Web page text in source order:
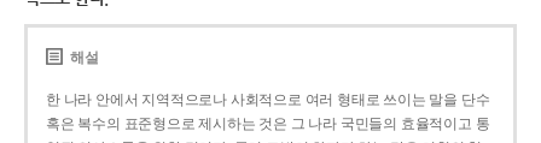
해설
한 나라 안에서 지역적으로나 사회적으로 여러 형태로 쓰이는 말을 단수
혹은 복수의 표준형으로 제시하는 것은 그 나라 국민들의 효율적이고 통